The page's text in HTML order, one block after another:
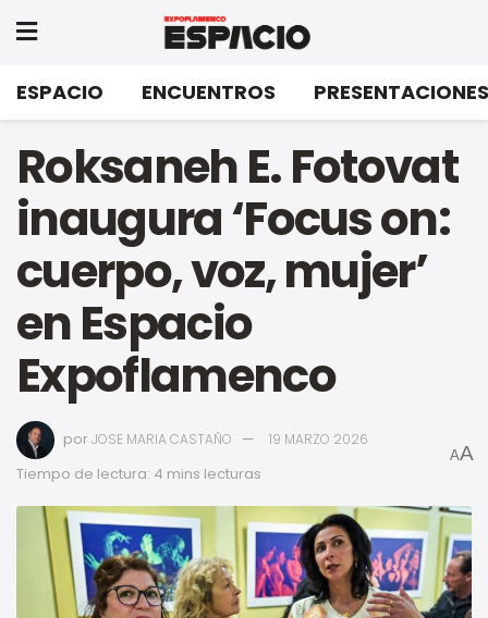
ESPACIO ENCUENTROS PRESENTACIONES
Roksaneh E. Fotovat
inaugura ‘Focus on:
cuerpo, voz, mujer’
en Espacio
Expoflamenco
porJOSE MARIA CASTAÑO 19 MARZO 2026
Tiempo de lectura: 4 mins lecturas
AA